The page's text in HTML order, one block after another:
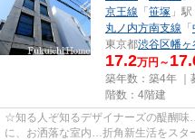
京王線 「笹塚 」
丸ノ内方南支線 「
東京都渋谷区幡ヶ
17.2万円～
築年数：築4年 ｜
階数：4階建
☆知る人ぞ知るデザイナーズの醍醐
に、お洒落な室内…折角新生活をスタ